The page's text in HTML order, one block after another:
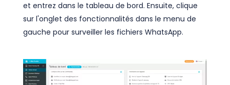
et entrez dans le tableau de bord. Ensuite, clique
sur l'onglet des fonctionnalités dans le menu de
gauche pour surveiller les fichiers WhatsApp.